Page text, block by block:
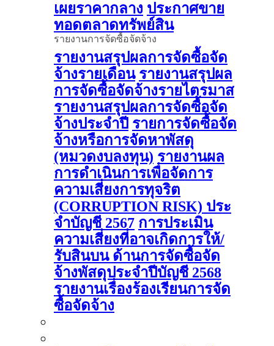
เผยราคากลาง ประกาศขาย
ทอดตลาดทรัพย์สิน
รายงานการจัดซื้อจัดจ้าง
รายงานสรุปผลการจัดซื้อจัด
จ้างรายเดือน รายงานสรุปผล
การจัดซื้อจัดจ้างรายไตรมาส
รายงานสรุปผลการจัดซื้อจัด
จ้างประจำปี รายการจัดซื้อจัด
จ้างหรือการจัดหาพัสดุ
(หมวดงบลงทุน) รายงานผล
การดําเนินการเพื่อจัดการ
ความเสี่ยงการทุจริต
(CORRUPTION RISK) ประ
จําบัญชี 2567 การประเมิน
ความเสี่ยงที่อาจเกิดการให้/
รับสินบน ด้านการจัดซื้อจัด
จ้างพัสดุประจําปีบัญชี 2568
รายงานเรื่องร้องเรียนการจัด
ซื้อจัดจ้าง